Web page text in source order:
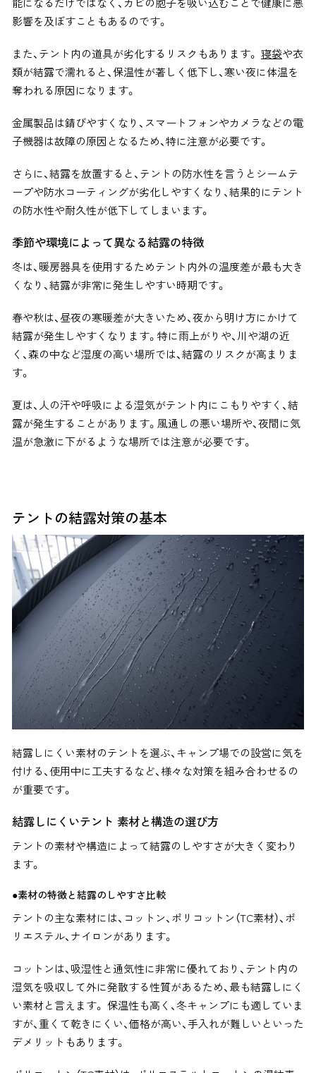
影響を及ぼすこともあるのです。
また、テント内の道具が劣化するリスクもあります。 寝袋や衣
類が結露で濡れると、保温性が著しく低下し、寒い夜に体温を
奪われる原因になります。
金属製品は錆びやすくなり、スマートフォンやカメラなどの電
子機器は故障の原因となるため、特に注意が必要です。
さらに、結露を放置すると、テントの防水性を言うとシームテ
ープや防水コーティングが劣化しやすくなり、結果的にテント
の防水性や耐久性が低下してしまいます。
季節や環境によって異なる結露の特徴
冬は、暖房器具を使用するためテント内外の温度差が最も大き
くなり、結露が非常に発生しやすい時期です。
春や秋は、昼夜の寒暖差が大きいため、夜から明け方にかけて
結露が発生しやすくなります。 特に雨上がりや、川や湖の近
く、森の中など湿度の高い場所では、結露のリスクが高まりま
す。
夏は、人の汗や呼吸による湿気がテント内にこもりやすく、結
露が発生することがあります。風通しの悪い場所や、夜間に気
温が急激に下がるような場所では注意が必要です。
テントの結露対策の基本
結露しにくい素材のテントを選ぶ、キャンプ場での設営に気を
付ける、使用中に工夫するなど、様々な対策を組み合わせるの
が重要です。
結露しにくいテント 素材と構造の選び方
テントの素材や構造によって結露のしやすさが大きく変わり
ます。
●素材の特徴と結露のしやすさ比較
テントの主な素材には、コットン、ポリコットン（TC素材）、ポ
リエステル、ナイロンがあります。
コットンは、吸湿性と通気性に非常に優れており、テント内の
湿気を吸収して外に発散する性質があるため、最も結露しにく
い素材と言えます。 保温性も高く、冬キャンプにも適していま
すが、重くて乾きにくい、価格が高い、手入れが難しいといった
デメリットもあります。